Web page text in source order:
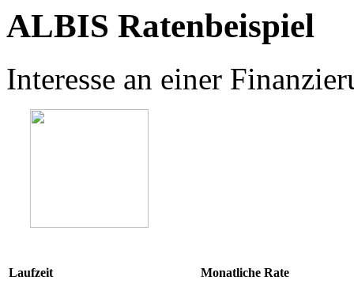
ALBIS Ratenbeispiel
Interesse an einer
Laufzeit
Monatliche Rate